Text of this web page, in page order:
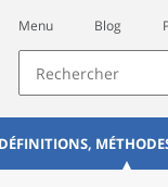
Menu Blog
DÉFINITIONS,